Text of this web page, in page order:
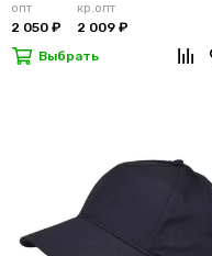
опт
2 050 ₽
кр.опт
2 009 ₽
Выбрать